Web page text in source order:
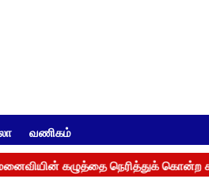
வணிகம்